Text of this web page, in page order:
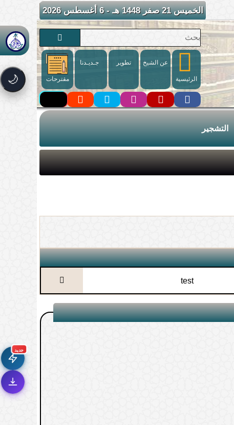
الخميس 21 صفر 1448 هـ - 6 أغسطس 2026
🌙
جديد
🚀جديد الموقع!
تعرف على أحدث المميزات
الرئيسية
عن الشيخ تطوير جـديـدنا
مقترحات
التشجير
test